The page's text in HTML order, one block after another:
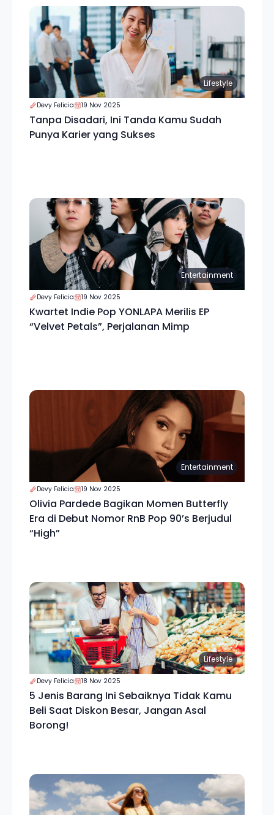
Lifestyle
Devy Felicia 19 Nov 2025
Tanpa Disadari, Ini Tanda Kamu Sudah
Punya Karier yang Sukses
Entertainment
Devy Felicia 19 Nov 2025
Kwartet Indie Pop YONLAPA Merilis EP
“Velvet Petals”, Perjalanan Mimp
Entertainment
Devy Felicia 19 Nov 2025
Olivia Pardede Bagikan Momen Butterfly
Era di Debut Nomor RnB Pop 90’s Berjudul
“High”
Lifestyle
Devy Felicia 18 Nov 2025
5 Jenis Barang Ini Sebaiknya Tidak Kamu
Beli Saat Diskon Besar, Jangan Asal
Borong!